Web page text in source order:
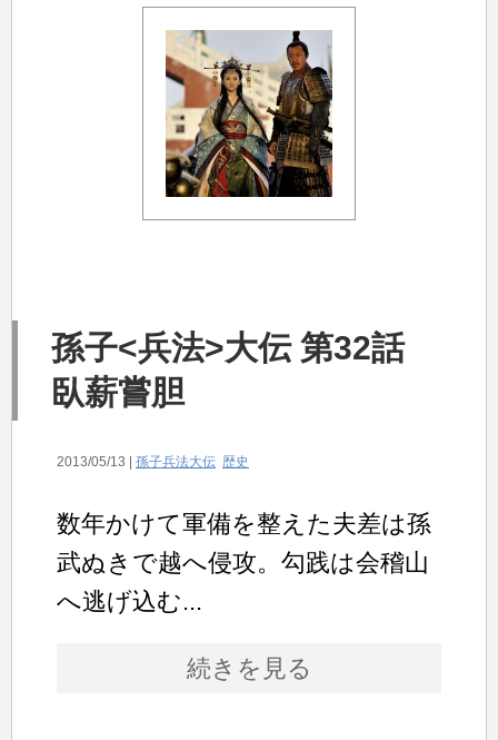
孫子<兵法>大伝 第32話
臥薪嘗胆
2013/05/13 | 孫子兵法大伝 歴史
数年かけて軍備を整えた夫差は孫
武ぬきで越へ侵攻。勾践は会稽山
へ逃げ込む...
続きを見る